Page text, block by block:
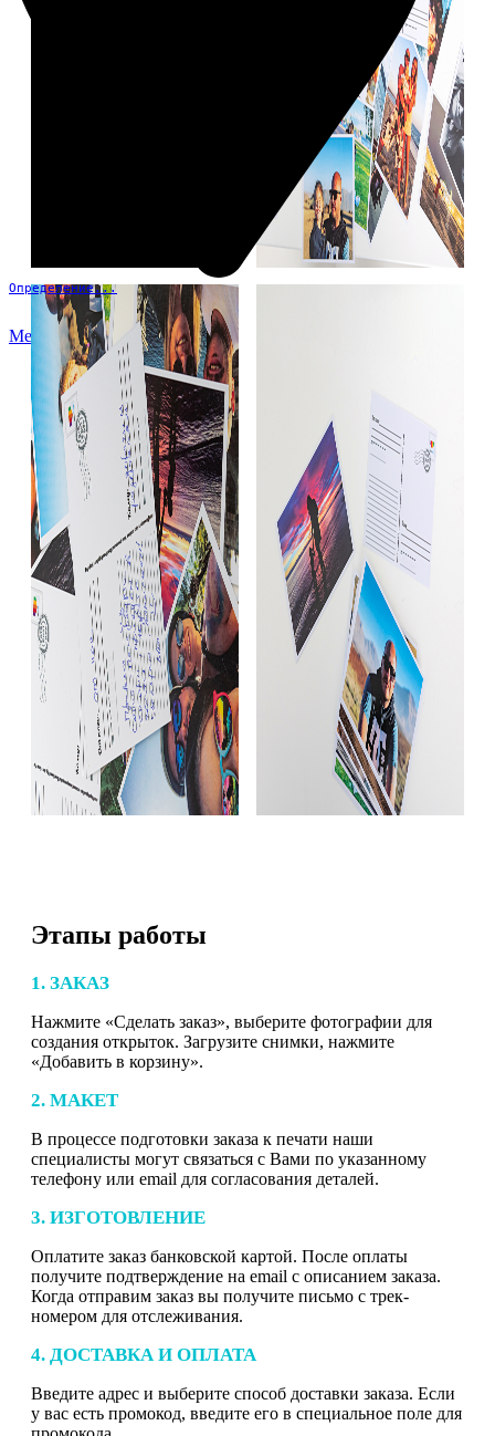
Определение...
Меню
Этапы работы
1. ЗАКАЗ
Нажмите «Сделать заказ», выберите фотографии для
создания открыток. Загрузите снимки, нажмите
«Добавить в корзину».
2. МАКЕТ
В процессе подготовки заказа к печати наши
специалисты могут связаться с Вами по указанному
телефону или email для согласования деталей.
3. ИЗГОТОВЛЕНИЕ
Оплатите заказ банковской картой. После оплаты
получите подтверждение на email с описанием заказа.
Когда отправим заказ вы получите письмо с трек-
номером для отслеживания.
4. ДОСТАВКА И ОПЛАТА
Введите адрес и выберите способ доставки заказа. Если
у вас есть промокод, введите его в специальное поле для